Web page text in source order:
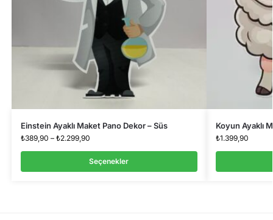
Einstein Ayaklı Maket Pano Dekor – Süs
₺389,90 – ₺2.299,90
Seçenekler
Koyun Ayaklı
₺1.399,90